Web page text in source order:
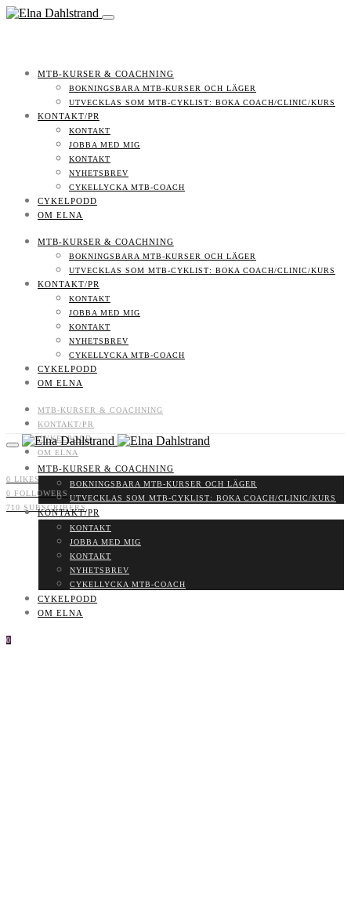
MTB-KURSER & COACHNING
BOKNINGSBARA MTB-KURSER OCH LÄGER
UTVECKLAS SOM MTB-CYKLIST: BOKA COACH/CLINIC/KURS
KONTAKT/PR
KONTAKT
JOBBA MED MIG
KONTAKT
NYHETSBREV
CYKELLYCKA MTB-COACH
CYKELPODD
OM ELNA
MTB-KURSER & COACHNING
BOKNINGSBARA MTB-KURSER OCH LÄGER
UTVECKLAS SOM MTB-CYKLIST: BOKA COACH/CLINIC/KURS
KONTAKT/PR
KONTAKT
JOBBA MED MIG
KONTAKT
NYHETSBREV
CYKELLYCKA MTB-COACH
CYKELPODD
OM ELNA
MTB-KURSER & COACHNING
KONTAKT/PR
CYKELPODD
OM ELNA
0 LIKES
0 FOLLOWERS
710 SUBSCRIBERS
MTB-KURSER & COACHNING
BOKNINGSBARA MTB-KURSER OCH LÄGER
UTVECKLAS SOM MTB-CYKLIST: BOKA COACH/CLINIC/KURS
KONTAKT/PR
KONTAKT
JOBBA MED MIG
KONTAKT
NYHETSBREV
CYKELLYCKA MTB-COACH
CYKELPODD
OM ELNA
0